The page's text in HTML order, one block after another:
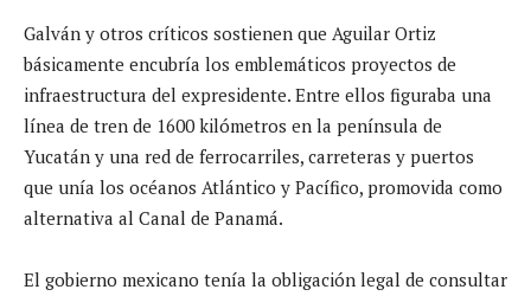
Galván y otros críticos sostienen que Aguilar Ortiz
básicamente encubría los emblemáticos proyectos de
infraestructura del expresidente. Entre ellos figuraba una
línea de tren de 1600 kilómetros en la península de
Yucatán y una red de ferrocarriles, carreteras y puertos
que unía los océanos Atlántico y Pacífico, promovida como
alternativa al Canal de Panamá.
El gobierno mexicano tenía la obligación legal de consultar